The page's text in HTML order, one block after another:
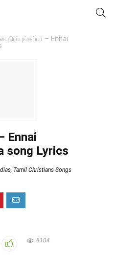
நிரப்புங்கப்பா – Ennai
Ennai
song Lyrics
, Tamil Christians Songs
8104